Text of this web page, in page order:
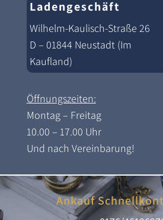
Ladengeschäft
Wilhelm-Kaulisch-Straße 26
D – 01844 Neustadt (Im
Kaufland)
Öffnungszeiten:
Montag – Freitag
10.00 – 17.00 Uhr
Und nach Vereinbarung!
Ankauf